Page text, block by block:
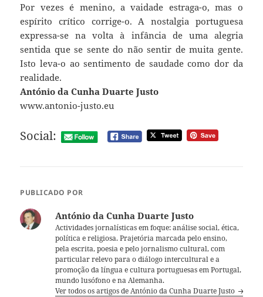
Por vezes é menino, a vaidade estraga-o, mas o
espírito crítico corrige-o. A nostalgia portuguesa
expressa-se na volta à infância de uma alegria
sentida que se sente do não sentir de muita gente.
Isto leva-o ao sentimento de saudade como dor da
realidade.
António da Cunha Duarte Justo
www.antonio-justo.eu
Social:
PUBLICADO POR
António da Cunha Duarte Justo
Actividades jornalísticas em foque: análise social, ética,
política e religiosa. Prajetória marcada pelo ensino,
pela escrita, poesia e pelo jornalismo cultural, com
particular relevo para o diálogo intercultural e a
promoção da língua e cultura portuguesas em Portugal,
mundo lusófono e na Alemanha.
Ver todos os artigos de António da Cunha Duarte Justo